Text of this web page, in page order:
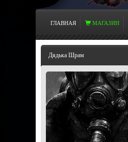
ГЛАВНАЯ МАГАЗИН
Дядька Шрам